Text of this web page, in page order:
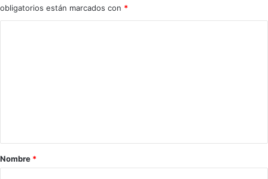
obligatorios están marcados con *
rNombre *